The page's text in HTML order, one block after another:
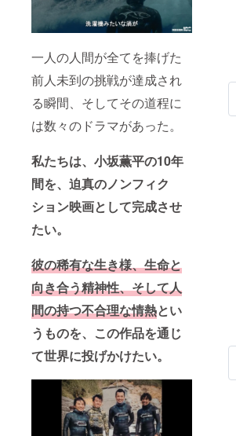
一人の人間が全てを捧げた
前人未到の挑戦が達成され
る瞬間、そしてその道程に
は数々のドラマがあった。
私たちは、小坂薫平の10年
間を、迫真のノンフィク
ション映画として完成させ
たい。
彼の稀有な生き様、生命と
向き合う精神性、そして人
間の持つ不合理な情熱とい
うものを、この作品を通じ
て世界に投げかけたい。